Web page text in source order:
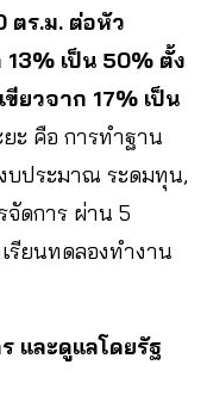
ตร.ม. ต่อหัว
13% เป็น 50% ตั้ง
ยวจาก 17% เป็น
ะ คือ การทำฐาน
บประมาณ ระดมทุน,
จัดการ ผ่าน 5
รียนทดลองทำงาน
และดูแลโดยรัฐ